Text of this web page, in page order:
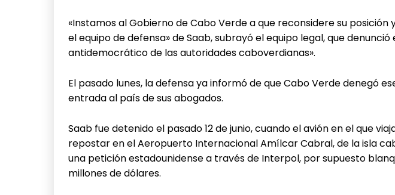
«Instamos al Gobierno de Cabo Verde a que reconsidere su
el equipo de defensa» de Saab, subrayó el equipo legal, que
antidemocrático de las autoridades caboverdianas».
El pasado lunes, la defensa ya informó de que Cabo Verde denegó
entrada al país de sus abogados.
Saab fue detenido el pasado 12 de junio, cuando el avión en el que
repostar en el Aeropuerto Internacional Amílcar Cabral, de la isla
una petición estadounidense a través de Interpol, por supuesto
millones de dólares.